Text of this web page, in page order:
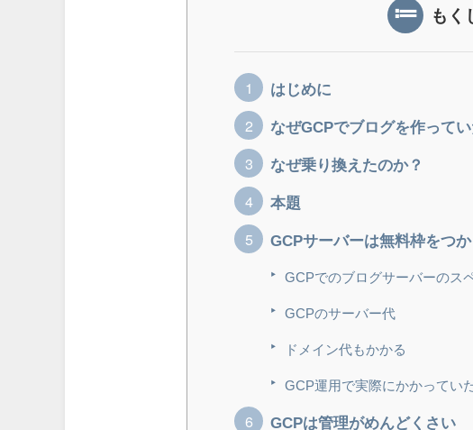
もく
はじめに
なぜGCPでブログを作ってい
なぜ乗り換えたのか？
本題
GCPサーバーは無料枠をつ
GCPでのブログサーバーのス
GCPのサーバー代
ドメイン代もかかる
GCP運用で実際にかかってい
GCPは管理がめんどくさい